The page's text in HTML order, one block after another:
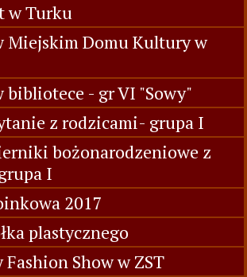
w Turku
Miejskim Domu Kultury w
bibliotece - gr VI "Sowy"
z rodzicami- grupa I
bożonarodzeniowe z
I
2017
plastycznego
Fashion Show w ZST